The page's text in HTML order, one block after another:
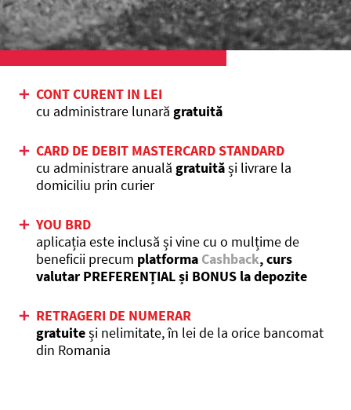
CONT CURENT IN LEI
cu administrare lunară gratuită
CARD DE DEBIT MASTERCARD STANDARD
cu administrare anuală gratuităși livrare la
domiciliu prin curier
YOU BRD
aplicația este inclusă și vine cu o mulțime de
beneficii precum platforma Cashback, curs
valutar PREFERENȚIAL și BONUS la depozite
RETRAGERI DE NUMERAR
gratuiteși nelimitate, în lei de la orice bancomat
din Romania